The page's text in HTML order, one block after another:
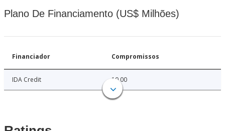
Plano De Financiamento (US$ Milhões)
Financiador Compromissos
IDA Credit 10.00